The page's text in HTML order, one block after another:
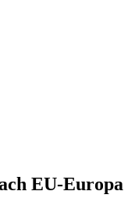
EU-Europa